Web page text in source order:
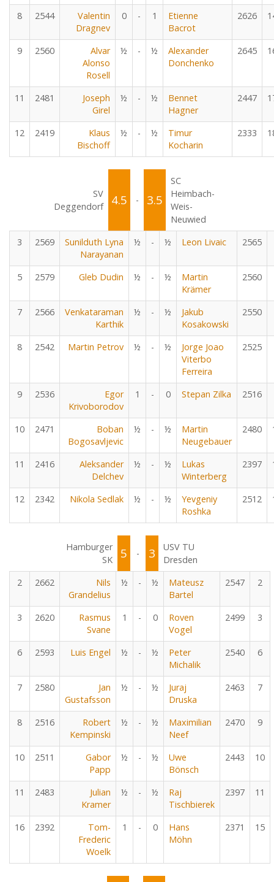
8 2544
Valentin
Dragnev
0 - 1
Etienne
Bacrot
2626
9 2560
Alvar
Alonso
Rosell
½ - ½
Alexander
Donchenko
2645
11 2481
Joseph
Girel
½ - ½
Bennet
Hagner
2447
12 2419
Klaus
Bischoff
½ - ½
Timur
Kocharin
2333
SV
Deggendorf
4.5 - 3.5
SC
Heimbach-
Weis-
Neuwied
3
2569
Sunilduth Lyna
Narayanan
½ - ½ Leon Livaic 2565
5 2579 Gleb Dudin ½ - ½
Martin
Krämer
2560
7 2566
Venkataraman
Karthik
½ - ½
Jakub
Kosakowski
2550
8 2542 Martin Petrov ½ - ½
Jorge Joao
Viterbo
Ferreira
2525
9 2536
Egor
Krivoborodov
1 - 0 Stepan Zilka 2516
10 2471
Boban
Bogosavljevic
½ - ½
Martin
Neugebauer
2480
11 2416
Aleksander
Delchev
½ - ½
Lukas
Winterberg
2397
12 2342 Nikola Sedlak ½ - ½
Yevgeniy
Roshka
2512
Hamburger
SK
5 - 3
USV TU
Dresden
2
2662
Nils
Grandelius
½ - ½
Mateusz
Bartel
2547 2
3 2620
Rasmus
Svane
1 - 0
Roven
Vogel
2499 3
6 2593 Luis Engel ½ - ½
Peter
Michalik
2540 6
7 2580
Jan
Gustafsson
½ - ½
Juraj
Druska
2463 7
8 2516
Robert
Kempinski
½ - ½
Maximilian
Neef
2470 9
10 2511
Gabor
Papp
½ - ½
Uwe
Bönsch
2443 10
11 2483
Julian
Kramer
½ - ½
Raj
Tischbierek
2397 11
16 2392
Tom-
Frederic
Woelk
1 - 0
Hans
Möhn
2371 15